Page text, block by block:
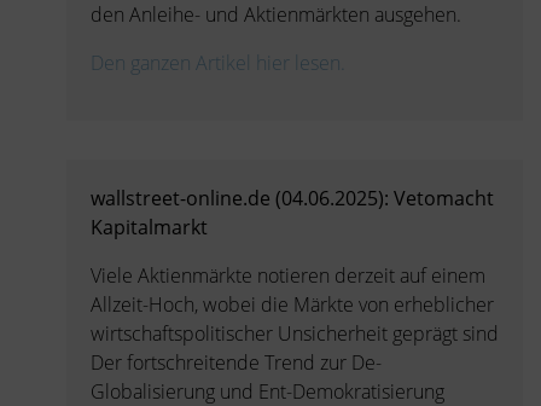
den Anleihe- und Aktienmärkten ausgehen.
Den ganzen Artikel hier lesen.
wallstreet-online.de (04.06.2025): Vetomacht
Kapitalmarkt
Viele Aktienmärkte notieren derzeit auf einem
Allzeit-Hoch, wobei die Märkte von erheblicher
wirtschaftspolitischer Unsicherheit geprägt sind
Der fortschreitende Trend zur De-
Globalisierung und Ent-Demokratisierung